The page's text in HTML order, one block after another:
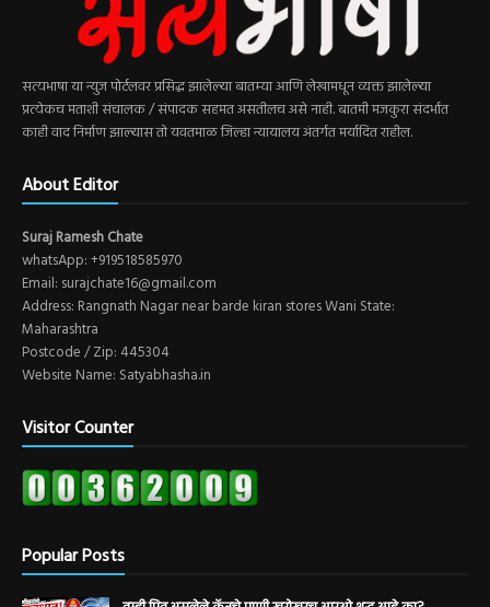
सत्यभाषा या न्युज पोर्टलवर प्रसिद्ध झालेल्या बातम्या आणि लेखामधून व्यक्त झालेल्या
प्रत्येकच मताशी संचालक / संपादक सहमत असतीलच असे नाही. बातमी मजकुरा संदर्भात
काही वाद निर्माण झाल्यास तो यवतमाळ जिल्हा न्यायालय अंतर्गत मर्यादित राहील.
About Editor
Suraj Ramesh Chate
whatsApp: +919518585970
Email: surajchate16@gmail.com
Address: Rangnath Nagar near barde kiran stores Wani State:
Maharashtra
Postcode / Zip: 445304
Website Name: Satyabhasha.in
Visitor Counter
Popular Posts